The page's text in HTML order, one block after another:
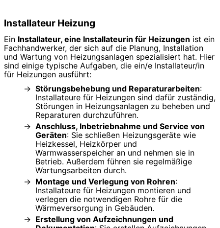
Installateur Heizung
Ein Installateur, eine Installateurin für Heizungen ist ein
Fachhandwerker, der sich auf die Planung, Installation
und Wartung von Heizungsanlagen spezialisiert hat. Hier
sind einige typische Aufgaben, die ein/e Installateur/in
für Heizungen ausführt:
Störungsbehebung und Reparaturarbeiten:
Installateure für Heizungen sind dafür zuständig,
Störungen in Heizungsanlagen zu beheben und
Reparaturen durchzuführen.
Anschluss, Inbetriebnahme und Service von
Geräten: Sie schließen Heizungsgeräte wie
Heizkessel, Heizkörper und
Warmwasserspeicher an und nehmen sie in
Betrieb. Außerdem führen sie regelmäßige
Wartungsarbeiten durch.
Montage und Verlegung von Rohren:
Installateure für Heizungen montieren und
verlegen die notwendigen Rohre für die
Wärmeversorgung in Gebäuden.
Erstellung von Aufzeichnungen und